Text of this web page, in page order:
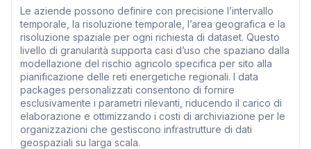
Le aziende possono definire con precisione l’intervallo
temporale, la risoluzione temporale, l’area geografica e la
risoluzione spaziale per ogni richiesta di dataset. Questo
livello di granularità supporta casi d’uso che spaziano dalla
modellazione del rischio agricolo specifica per sito alla
pianificazione delle reti energetiche regionali. I data
packages personalizzati consentono di fornire
esclusivamente i parametri rilevanti, riducendo il carico di
elaborazione e ottimizzando i costi di archiviazione per le
organizzazioni che gestiscono infrastrutture di dati
geospaziali su larga scala.